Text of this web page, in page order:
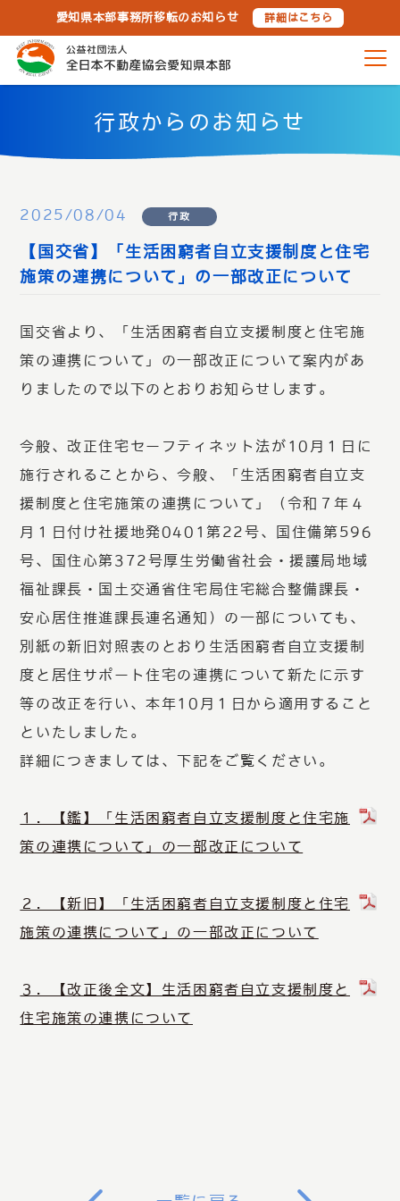
愛知県本部事務所移転のお知らせ 詳細はこちら
行政からのお知らせ
2025/08/04 行政
【国交省】「生活困窮者自立支援制度と住宅
施策の連携について」の一部改正について
国交省より、「生活困窮者自立支援制度と住宅施
策の連携について」の一部改正について案内があ
りましたので以下のとおりお知らせします。
今般、改正住宅セーフティネット法が10月１日に
施行されることから、今般、「生活困窮者自立支
援制度と住宅施策の連携について」（令和７年４
月１日付け社援地発0401第22号、国住備第596
号、国住心第372号厚生労働省社会・援護局地域
福祉課長・国土交通省住宅局住宅総合整備課長・
安心居住推進課長連名通知）の一部についても、
別紙の新旧対照表のとおり生活困窮者自立支援制
度と居住サポート住宅の連携について新たに示す
等の改正を行い、本年10月１日から適用すること
といたしました。
詳細につきましては、下記をご覧ください。
１．【鑑】「生活困窮者自立支援制度と住宅施
策の連携について」の一部改正について
２．【新旧】「生活困窮者自立支援制度と住宅
施策の連携について」の一部改正について
３．【改正後全文】生活困窮者自立支援制度と
住宅施策の連携について